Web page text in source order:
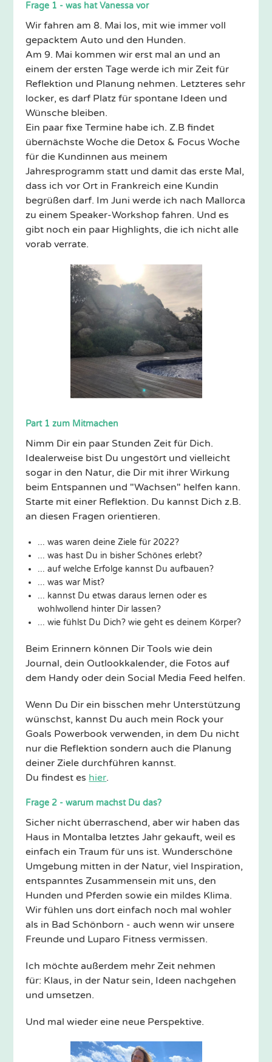
Frage 1 - was hat Vanessa vor
Wir fahren am 8. Mai los, mit wie immer voll
gepacktem Auto und den Hunden.
Am 9. Mai kommen wir erst mal an und an
einem der ersten Tage werde ich mir Zeit für
Reflektion und Planung nehmen. Letzteres sehr
locker, es darf Platz für spontane Ideen und
Wünsche bleiben.
Ein paar fixe Termine habe ich. Z.B findet
übernächste Woche die Detox & Focus Woche
für die Kundinnen aus meinem
Jahresprogramm statt und damit das erste Mal,
dass ich vor Ort in Frankreich eine Kundin
begrüßen darf. Im Juni werde ich nach Mallorca
zu einem Speaker-Workshop fahren. Und es
gibt noch ein paar Highlights, die ich nicht alle
vorab verrate.
Part 1 zum Mitmachen
Nimm Dir ein paar Stunden Zeit für Dich.
Idealerweise bist Du ungestört und vielleicht
sogar in den Natur, die Dir mit ihrer Wirkung
beim Entspannen und "Wachsen" helfen kann.
Starte mit einer Reflektion. Du kannst Dich z.B.
an diesen Fragen orientieren.
... was waren deine Ziele für 2022?
... was hast Du in bisher Schönes erlebt?
... auf welche Erfolge kannst Du aufbauen?
... was war Mist?
... kannst Du etwas daraus lernen oder es
wohlwollend hinter Dir lassen?
... wie fühlst Du Dich? wie geht es deinem Körper?
Beim Erinnern können Dir Tools wie dein
Journal, dein Outlookkalender, die Fotos auf
dem Handy oder dein Social Media Feed helfen.
Wenn Du Dir ein bisschen mehr Unterstützung
wünschst, kannst Du auch mein Rock your
Goals Powerbook verwenden, in dem Du nicht
nur die Reflektion sondern auch die Planung
deiner Ziele durchführen kannst.
Du findest es hier.
Frage 2 - warum machst Du das?
Sicher nicht überraschend, aber wir haben das
Haus in Montalba letztes Jahr gekauft, weil es
einfach ein Traum für uns ist. Wunderschöne
Umgebung mitten in der Natur, viel Inspiration,
entspanntes Zusammensein mit uns, den
Hunden und Pferden sowie ein mildes Klima.
Wir fühlen uns dort einfach noch mal wohler
als in Bad Schönborn - auch wenn wir unsere
Freunde und Luparo Fitness vermissen.
Ich möchte außerdem mehr Zeit nehmen
für: Klaus, in der Natur sein, Ideen nachgehen
und umsetzen.
Und mal wieder eine neue Perspektive.